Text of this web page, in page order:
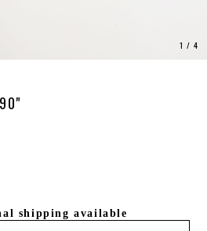
1 /4
shipping available